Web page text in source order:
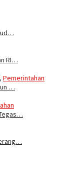
RI…
, Pemerintahan
…